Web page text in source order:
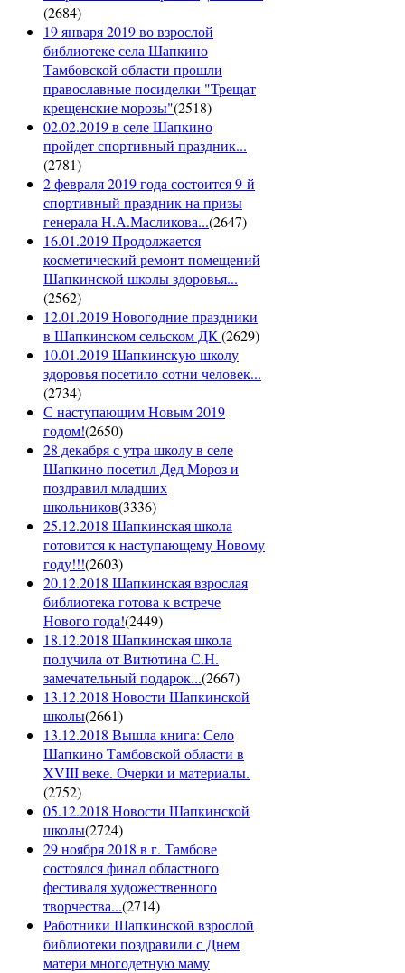
(2684)
19 января 2019 во взрослой
библиотеке села Шапкино
Тамбовской области прошли
православные посиделки "Трещат
крещенские морозы"(2518)
02.02.2019 в селе Шапкино
пройдет спортивный праздник...
(2781)
2 февраля 2019 года состоится 9-й
спортивный праздник на призы
генерала Н.А.Масликова...(2647)
16.01.2019 Продолжается
косметический ремонт помещений
Шапкинской школы здоровья...
(2562)
12.01.2019 Новогодние праздники
в Шапкинском сельском ДК(2629)
10.01.2019 Шапкинскую школу
здоровья посетило сотни человек...
(2734)
С наступающим Новым 2019
годом!(2650)
28 декабря с утра школу в селе
Шапкино посетил Дед Мороз и
поздравил младших
школьников(3336)
25.12.2018 Шапкинская школа
готовится к наступающему Новому
году!!!(2603)
20.12.2018 Шапкинская взрослая
библиотека готова к встрече
Нового года!(2449)
18.12.2018 Шапкинская школа
получила от Витютина С.Н.
замечательный подарок...(2667)
13.12.2018 Новости Шапкинской
школы(2661)
13.12.2018 Вышла книга: Село
Шапкино Тамбовской области в
XVIII веке. Очерки и материалы.
(2752)
05.12.2018 Новости Шапкинской
школы(2724)
29 ноября 2018 в г. Тамбове
состоялся финал областного
фестиваля художественного
творчества...(2714)
Работники Шапкинской взрослой
библиотеки поздравили с Днем
матери многодетную маму